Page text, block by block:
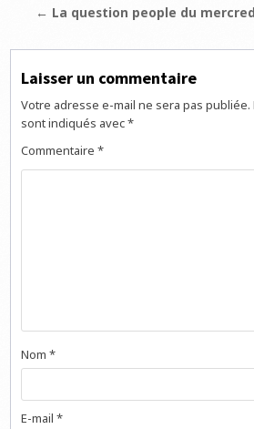
l’article
← La question people du
Laisser un commentaire
Votre adresse e-mail ne sera pas publiée.
sont indiqués avec*
Commentaire*
Nom*
E-mail*